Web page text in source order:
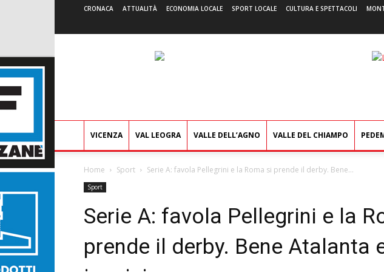
CRONACA ATTUALITÀ ECONOMIA LOCALE SPORT LOCALE CULTURA E SPETTACOLI
VICENZA VAL LEOGRA VALLE DELL’AGNO VALLE DEL CHIAMPO
Home Sport Serie A: favola Pellegrini e la Roma si prende il derby. Bene...
Sport
Serie A: favola Pellegrini e la
prende il derby. Bene Atalanta